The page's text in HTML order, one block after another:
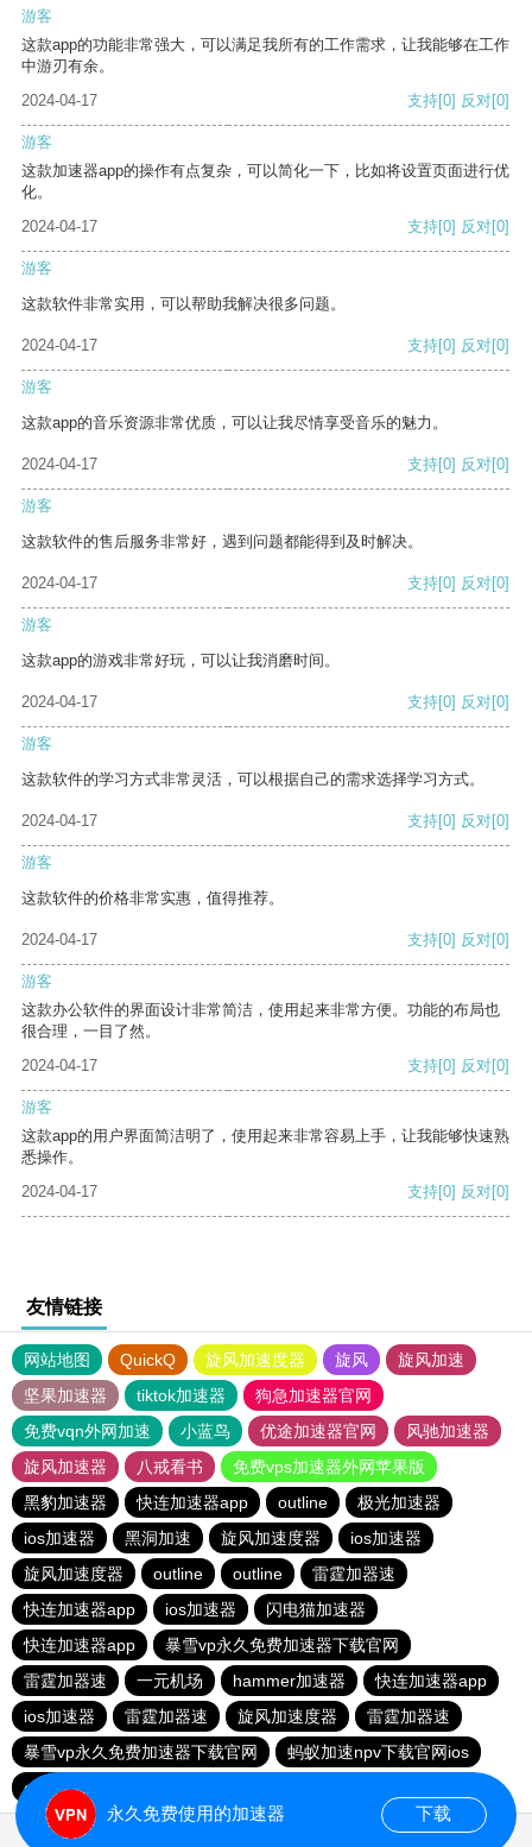
游客
这款app的功能非常强大，可以满足我所有的工作需求，让我能够在工作
中游刃有余。
2024-04-17
支持[0] 反对[0]
游客
这款加速器app的操作有点复杂，可以简化一下，比如将设置页面进行优
化。
2024-04-17
支持[0] 反对[0]
游客
这款软件非常实用，可以帮助我解决很多问题。
2024-04-17 支持[0] 反对[0]
游客
这款app的音乐资源非常优质，可以让我尽情享受音乐的魅力。
2024-04-17 支持[0] 反对[0]
游客
这款软件的售后服务非常好，遇到问题都能得到及时解决。
2024-04-17 支持[0] 反对[0]
游客
这款app的游戏非常好玩，可以让我消磨时间。
2024-04-17 支持[0] 反对[0]
游客
这款软件的学习方式非常灵活，可以根据自己的需求选择学习方式。
2024-04-17 支持[0] 反对[0]
游客
这款软件的价格非常实惠，值得推荐。
2024-04-17 支持[0] 反对[0]
游客
这款办公软件的界面设计非常简洁，使用起来非常方便。功能的布局也
很合理，一目了然。
2024-04-17
支持[0] 反对[0]
游客
这款app的用户界面简洁明了，使用起来非常容易上手，让我能够快速熟
悉操作。
2024-04-17
支持[0] 反对[0]
友情链接
网站地图 QuickQ 旋风加速度器 旋风
旋风加速
坚果加速器
tiktok加速器
狗急加速器官网
免费vqn外网加速
小蓝鸟 优途加速器官网
风驰加速器
旋风加速器
八戒看书
免费vps加速器外网苹果版
黑豹加速器
快连加速器app outline
极光加速器
ios加速器
黑洞加速 旋风加速度器
ios加速器
旋风加速度器
outline outline
雷霆加器速
快连加速器app
ios加速器
闪电猫加速器
快连加速器app
暴雪vp永久免费加速器下载官网
雷霆加器速
一元机场 hammer加速器
快连加速器app
ios加速器
雷霆加器速 旋风加速度器
雷霆加器速
暴雪vp永久免费加速器下载官网
蚂蚁加速npv下载官网ios
outline
永久免费使用的加速器 下载